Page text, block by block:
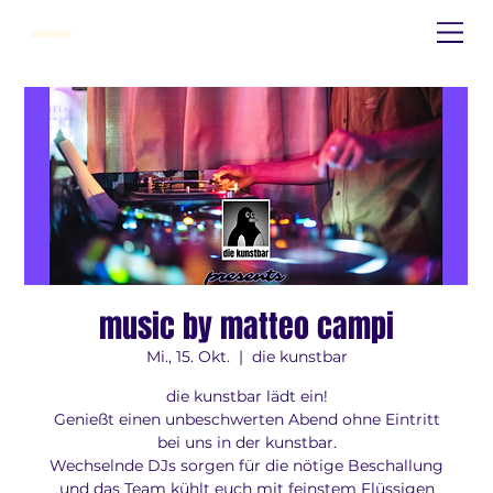
die kunstbar
music by matteo campi
Mi., 15. Okt.
  |
die kunstbar
die kunstbar lädt ein!
Genießt einen unbeschwerten Abend ohne Eintritt
bei uns in der kunstbar.
Wechselnde DJs sorgen für die nötige Beschallung
und das Team kühlt euch mit feinstem Flüssigen